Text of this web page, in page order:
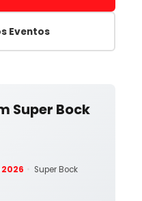
Eventos
Super Bock
Super Bock